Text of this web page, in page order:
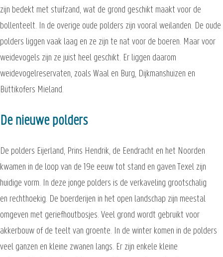
zijn bedekt met stuifzand, wat de grond geschikt maakt voor de
bollenteelt. In de overige oude polders zijn vooral weilanden. De oude
polders liggen vaak laag en ze zijn te nat voor de boeren. Maar voor
weidevogels zijn ze juist heel geschikt. Er liggen daarom
weidevogelreservaten, zoals Waal en Burg, Dijkmanshuizen en
Büttikofers Mieland.
De nieuwe polders
De polders Eijerland, Prins Hendrik, de Eendracht en het Noorden
kwamen in de loop van de 19e eeuw tot stand en gaven Texel zijn
huidige vorm. In deze jonge polders is de verkaveling grootschalig
en rechthoekig. De boerderijen in het open landschap zijn meestal
omgeven met geriefhoutbosjes. Veel grond wordt gebruikt voor
akkerbouw of de teelt van groente. In de winter komen in de polders
veel ganzen en kleine zwanen langs. Er zijn enkele kleine